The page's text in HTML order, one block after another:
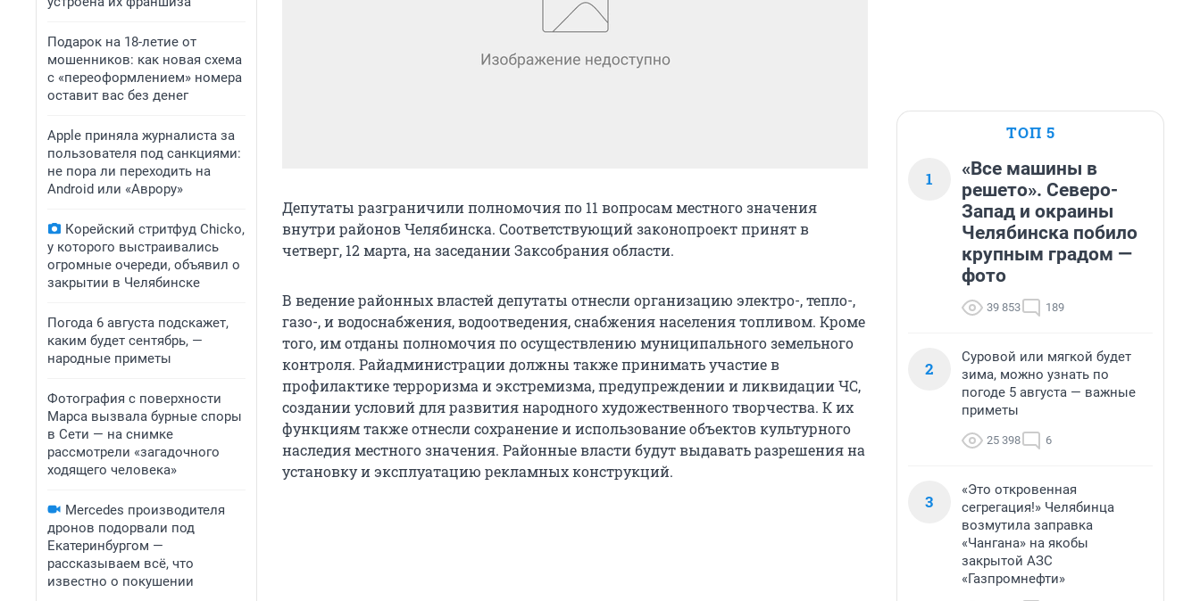
Подарок на 18-летие от
мошенников: как новая схема
с «переоформлением» номера
оставит вас без денег
Apple приняла журналиста за
пользователя под санкциями:
не пора ли переходить на
Android или «Аврору»
Корейский стритфуд Chicko,
у которого выстраивались
огромные очереди, объявил о
закрытии в Челябинске
Погода 6 августа подскажет,
каким будет сентябрь, —
народные приметы
Фотография с поверхности
Марса вызвала бурные споры
в Сети — на снимке
рассмотрели «загадочного
ходящего человека»
Mercedes производителя
дронов подорвали под
Екатеринбургом —
рассказываем всё, что
известно о покушении
Депутаты разграничили полномочия по 11 вопросам местного значения
внутри районов Челябинска. Соответствующий законопроект принят в
четверг, 12 марта, на заседании Заксобрания области.
В ведение районных властей депутаты отнесли организацию электро-, тепло-,
газо-, и водоснабжения, водоотведения, снабжения населения топливом. Кроме
того, им отданы полномочия по осуществлению муниципального земельного
контроля. Райадминистрации должны также принимать участие в
профилактике терроризма и экстремизма, предупреждении и ликвидации ЧС,
создании условий для развития народного художественного творчества. К их
функциям также отнесли сохранение и использование объектов культурного
наследия местного значения. Районные власти будут выдавать разрешения на
установку и эксплуатацию рекламных конструкций.
ТОП 5
1
«Все машины в
решето». Северо-
Запад и окраины
Челябинска побило
крупным градом —
фото
39 853 189
2
Суровой или мягкой будет
зима, можно узнать по
погоде 5 августа — важные
приметы
25 398 6
3
«Это откровенная
сегрегация!» Челябинца
возмутила заправка
«Чангана» на якобы
закрытой АЗС
«Газпромнефти»